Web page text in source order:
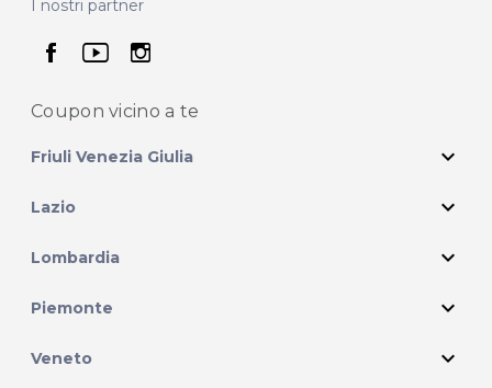
I nostri partner
seguici su facebook
seguici su youtube
seguici su instagram
Coupon vicino a te
Friuli Venezia Giulia expand_more
Lazio expand_more
Lombardia expand_more
Piemonte expand_more
Veneto expand_more